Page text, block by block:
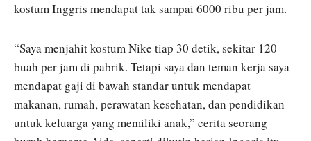
kostum Inggris mendapat tak sampai 6000 ribu per jam.
“Saya menjahit kostum Nike tiap 30 detik, sekitar 120
buah per jam di pabrik. Tetapi saya dan teman kerja saya
mendapat gaji di bawah standar untuk mendapat
makanan, rumah, perawatan kesehatan, dan pendidikan
untuk keluarga yang memiliki anak,” cerita seorang